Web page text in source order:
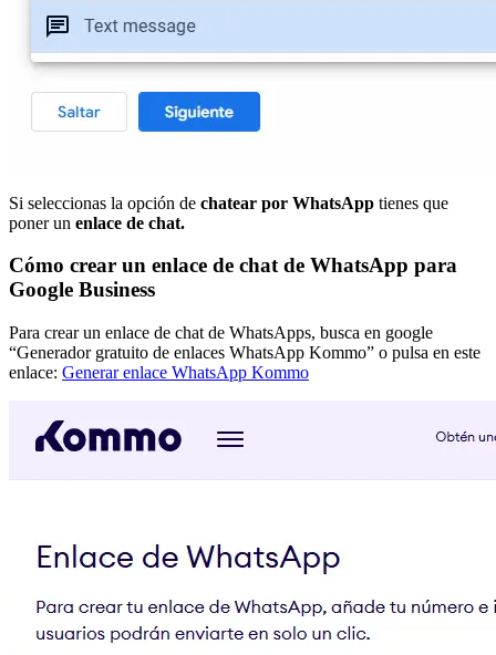
Si seleccionas la opción de chatear por WhatsApp tienes que
poner un enlace de chat.
Cómo crear un enlace de chat de WhatsApp para
Google Business
Para crear un enlace de chat de WhatsApps, busca en google
“Generador gratuito de enlaces WhatsApp Kommo” o pulsa en este
enlace: Generar enlace WhatsApp Kommo